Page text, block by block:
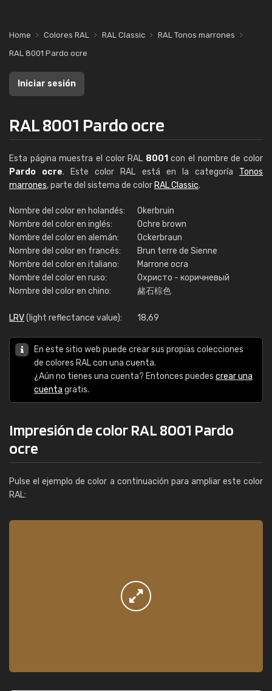
Home Colores RAL RAL Classic
RAL Tonos marrones
RAL 8001 Pardo ocre
Iniciar sesión
RAL 8001 Pardo ocre
Esta página muestra el color RAL 8001 con el nombre de color
Pardo ocre. Este color RAL está en la categoría Tonos
marrones, parte del sistema de color RAL Classic.
Nombre del color en holandés:
Okerbruin
Nombre del color en inglés:
Ochre brown
Nombre del color en alemán:
Ockerbraun
Nombre del color en francés:
Brun terre de Sienne
Nombre del color en italiano:
Marrone ocra
Nombre del color en ruso:
Охристо - коричневый
Nombre del color en chino:
赭石棕色
LRV(light reflectance value): 18,69
En este sitio web puede crear sus propias colecciones
de colores RAL con una cuenta.
¿Aún no tienes una cuenta? Entonces puedes crear una
cuenta gratis.
Impresión de color RAL 8001 Pardo
ocre
Pulse el ejemplo de color a continuación para ampliar este color
RAL: